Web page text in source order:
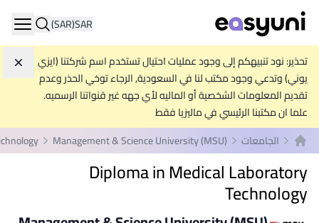
SAR
(SAR)
تحذير: نود تنبيهكم إلى وجود عمليات احتيال تستخدم اسم شركتنا (ايزي
يوني) وتدعي وجود مكتب لنا في السعودية, الرجاء توخي الحذر وعدم
تقديم المعلومات الشخصية أو الماليه لأي جهه غير قنواتنا الرسميه.
علما ان مكتبنا الرئيسي في ماليزيا فقط
الصفحة الرئيسية
الجامعات Management & Science University (MSU)
Diploma in Medical Laboratory
Technology